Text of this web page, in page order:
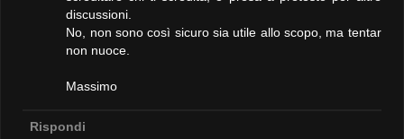
discussioni.
No, non sono così sicuro sia utile allo scopo, ma tentar
non nuoce.
Massimo
Rispondi